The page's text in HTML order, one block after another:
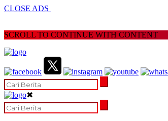
CLOSE ADS
SCROLL TO CONTINUE WITH CONTENT
✖